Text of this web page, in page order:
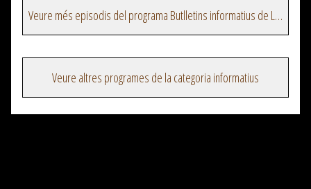
Veure més episodis del programa Butlletins informatius de La Xarxa
Veure altres programes de la categoria informatius